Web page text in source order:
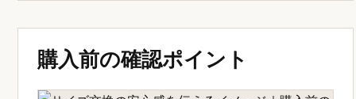
購入前の確認ポイント